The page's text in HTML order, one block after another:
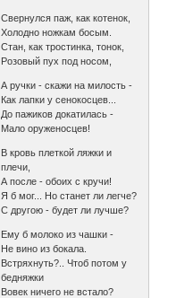
Свернулся паж, как котенок,
Холодно ножкам босым.
Стан, как тростинка, тонок,
Розовый пух под носом,
А ручки - скажи на милость -
Как лапки у сенокосцев...
До пажиков докатилась -
Мало оруженосцев!
В кровь плеткой ляжки и
плечи,
А после - обоих с кручи!
Я б мог... Но станет ли легче?
С другою - будет ли лучше?
Ему б молоко из чашки -
Не вино из бокала.
Встряхнуть?.. Чтоб потом у
бедняжки
Вовек ничего не встало?